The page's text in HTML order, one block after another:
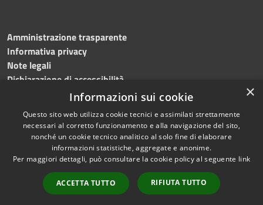
Amministrazione trasparente
Informativa privacy
Note legali
Dichiarazione di accessibilità
Accessibilità
Privacy
Mappa del sito
Copyright © 2026 • Comune di
Sassano • Powered by
Municipium•Accesso
redazione
×
Informazioni sui cookie
Questo sito web utilizza cookie tecnici e assimilati strettamente
necessari al corretto funzionamento e alla navigazione del sito,
nonché un cookie tecnico analitico al solo fine di elaborare
informazioni statistiche, aggregate e anonime.
Per maggiori dettagli, può consultare la cookie policy al seguente link
ACCETTA TUTTO RIFIUTA TUTTO